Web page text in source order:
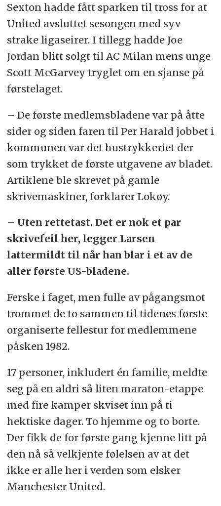
Sexton hadde fått sparken til tross for at
United avsluttet sesongen med syv
strake ligaseirer. I tillegg hadde Joe
Jordan blitt solgt til AC Milan mens unge
Scott McGarvey tryglet om en sjanse på
førstelaget.
– De første medlemsbladene var på åtte
sider og siden faren til Per Harald jobbet i
kommunen var det hustrykkeriet der
som trykket de første utgavene av bladet.
Artiklene ble skrevet på gamle
skrivemaskiner, forklarer Lokøy.
– Uten rettetast. Det er nok et par
skrivefeil her, legger Larsen
lattermildt til når han blar i et av de
aller første US-bladene.
Ferske i faget, men fulle av pågangsmot
trommet de to sammen til tidenes første
organiserte fellestur for medlemmene
påsken 1982.
17 personer, inkludert én familie, meldte
seg på en aldri så liten maraton-etappe
med fire kamper skviset inn på ti
hektiske dager. To hjemme og to borte.
Der fikk de for første gang kjenne litt på
den nå så velkjente følelsen av at det
ikke er alle her i verden som elsker
Manchester United.